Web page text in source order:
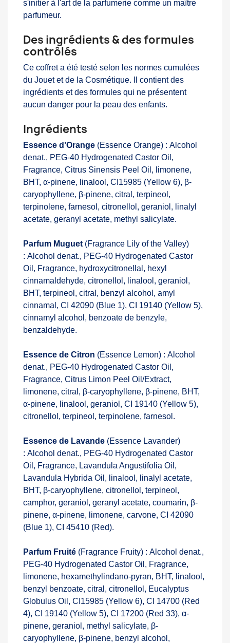
s'initier à l'art de la parfumerie comme un maître
parfumeur.
Des ingrédients & des formules
contrôlés
Ce coffret a été testé selon les normes cumulées
du Jouet et de la Cosmétique. Il contient des
ingrédients et des formules qui ne présentent
aucun danger pour la peau des enfants.
Ingrédients
Essence d’Orange (Essence Orange) : Alcohol
denat., PEG-40 Hydrogenated Castor Oil,
Fragrance, Citrus Sinensis Peel Oil, limonene,
BHT, α-pinene, linalool, CI15985 (Yellow 6), β-
caryophyllene, β-pinene, citral, terpineol,
terpinolene, farnesol, citronellol, geraniol, linalyl
acetate, geranyl acetate, methyl salicylate.
Parfum Muguet (Fragrance Lily of the Valley)
: Alcohol denat., PEG-40 Hydrogenated Castor
Oil, Fragrance, hydroxycitronellal, hexyl
cinnamaldehyde, citronellol, linalool, geraniol,
BHT, terpineol, citral, benzyl alcohol, amyl
cinnamal, CI 42090 (Blue 1), CI 19140 (Yellow 5),
cinnamyl alcohol, benzoate de benzyle,
benzaldehyde.
Essence de Citron (Essence Lemon) : Alcohol
denat., PEG-40 Hydrogenated Castor Oil,
Fragrance, Citrus Limon Peel Oil/Extract,
limonene, citral, β-caryophyllene, β-pinene, BHT,
α-pinene, linalool, geraniol, CI 19140 (Yellow 5),
citronellol, terpineol, terpinolene, farnesol.
Essence de Lavande (Essence Lavander)
: Alcohol denat., PEG-40 Hydrogenated Castor
Oil, Fragrance, Lavandula Angustifolia Oil,
Lavandula Hybrida Oil, linalool, linalyl acetate,
BHT, β-caryophyllene, citronellol, terpineol,
camphor, geraniol, geranyl acetate, coumarin, β-
pinene, α-pinene, limonene, carvone, CI 42090
(Blue 1), CI 45410 (Red).
Parfum Fruité (Fragrance Fruity) : Alcohol denat.,
PEG-40 Hydrogenated Castor Oil, Fragrance,
limonene, hexamethylindano-pyran, BHT, linalool,
benzyl benzoate, citral, citronellol, Eucalyptus
Globulus Oil, CI15985 (Yellow 6), CI 14700 (Red
4), CI 19140 (Yellow 5), CI 17200 (Red 33), α-
pinene, geraniol, methyl salicylate, β-
caryophyllene, β-pinene, benzyl alcohol,